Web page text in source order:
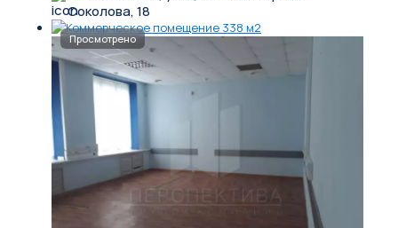
Соколова, 18